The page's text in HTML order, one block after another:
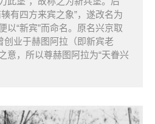
有四方来宾之象”，遂改名为
以“新宾”而命名。原名兴京取
创业于赫图阿拉（即新宾老
意，所以尊赫图阿拉为“天眷兴